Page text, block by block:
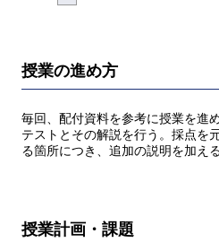
授業の進め方
毎回、配付資料を参考に授業を進
テストとその解説を行う。採点を
る箇所につき、追加の説明を加える
授業計画・課題